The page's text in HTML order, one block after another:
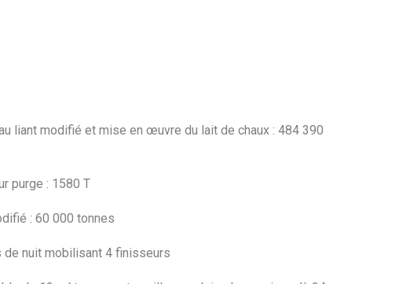
liant modifié et mise en œuvre du lait de chaux : 484 390
purge : 1580 T
: 60 000 tonnes
nuit mobilisant 4 finisseurs